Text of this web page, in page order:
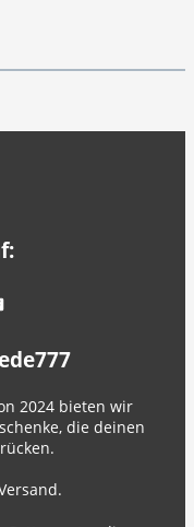
2024 bieten wir
die deinen